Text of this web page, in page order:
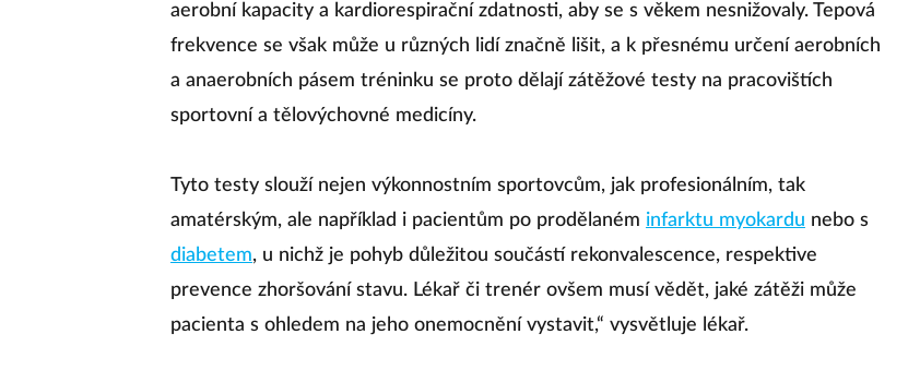
aerobní kapacity a kardiorespirační zdatnosti, aby se s věkem nesnižovaly. Tepová
frekvence se však může u různých lidí značně lišit, a k přesnému určení aerobních
a anaerobních pásem tréninku se proto dělají zátěžové testy na pracovištích
sportovní a tělovýchovné medicíny.
Tyto testy slouží nejen výkonnostním sportovcům, jak profesionálním, tak
amatérským, ale například i pacientům po prodělaném infarktu myokardu nebo s
diabetem, u nichž je pohyb důležitou součástí rekonvalescence, respektive
prevence zhoršování stavu. Lékař či trenér ovšem musí vědět, jaké zátěži může
pacienta s ohledem na jeho onemocnění vystavit,“ vysvětluje lékař.